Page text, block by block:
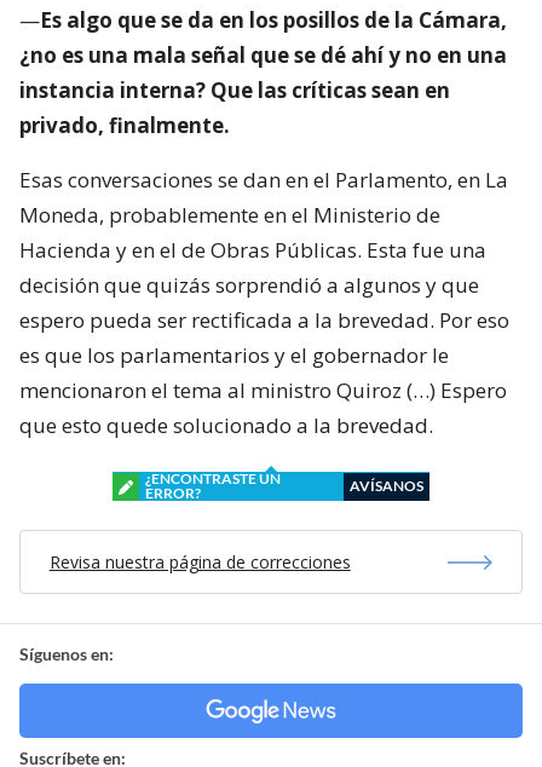
—Es algo que se da en los posillos de la Cámara,
¿no es una mala señal que se dé ahí y no en una
instancia interna? Que las críticas sean en
privado, finalmente.
Esas conversaciones se dan en el Parlamento, en La
Moneda, probablemente en el Ministerio de
Hacienda y en el de Obras Públicas. Esta fue una
decisión que quizás sorprendió a algunos y que
espero pueda ser rectificada a la brevedad. Por eso
es que los parlamentarios y el gobernador le
mencionaron el tema al ministro Quiroz (…) Espero
que esto quede solucionado a la brevedad.
¿ENCONTRASTE UN
ERROR?
AVÍSANOS
Revisa nuestra página de correcciones
Síguenos en:
Suscríbete en: